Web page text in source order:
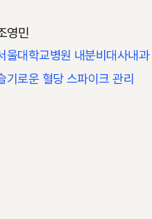
영민
울대학교병원 내분비대사내과
기로운 혈당 스파이크 관리